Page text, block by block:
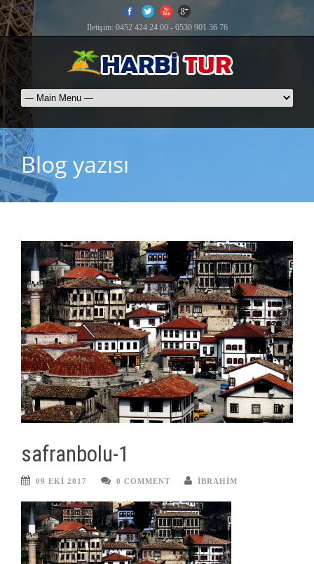
İletişim: 0452 424 24 00 - 0530 901 36 76
Blog yazısı
safranbolu-1
09 EKI 2017 0 COMMENT IBRAHIM